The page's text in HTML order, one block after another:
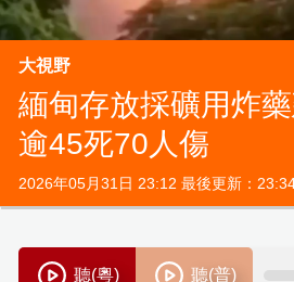
大視野
緬甸存放採礦用炸
逾45死70人傷
2026年05月31日 23:12 最後更新：